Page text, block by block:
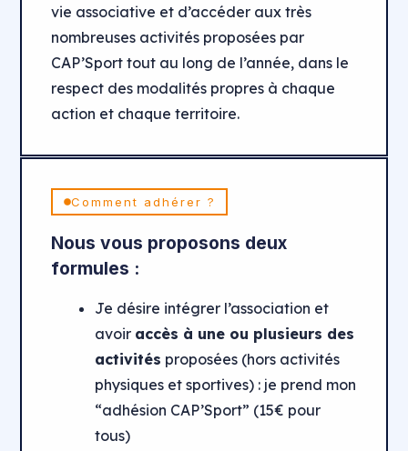
vie associative et d’accéder aux très
nombreuses activités proposées par
CAP’Sport tout au long de l’année, dans le
respect des modalités propres à chaque
action et chaque territoire.
Comment adhérer ?
Nous vous proposons deux
formules :
Je désire intégrer l’association et
avoir accès à une ou plusieurs des
activités proposées (hors activités
physiques et sportives) : je prend mon
“adhésion CAP’Sport” (15€ pour
tous)